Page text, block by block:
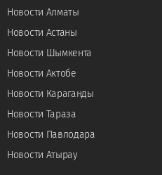
Новости Алматы
Новости Астаны
Новости Шымкента
Новости Актобе
Новости Караганды
Новости Тараза
Новости Павлодара
Новости Атырау